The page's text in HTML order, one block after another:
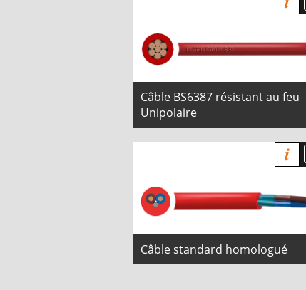
Câble BS6387 résistant au feu
Unipolaire
Câble standard homologué